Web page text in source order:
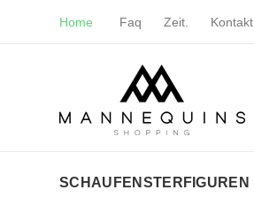
Home Faq Zeit. Kontakt
SCHAUFENSTERFIGUREN